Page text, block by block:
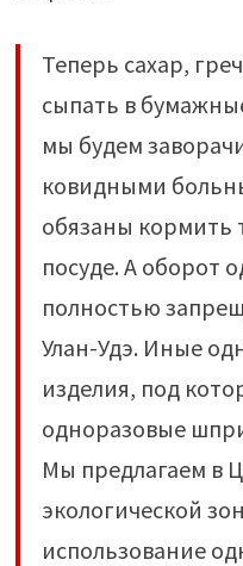
Теперь сахар,
сыпать в
мы будем
ковидными
обязаны кормить
посуде. А оборот
полностью
Улан-Удэ. Иные
изделия, под
одноразовые
Мы предлагаем в
экологической
использование